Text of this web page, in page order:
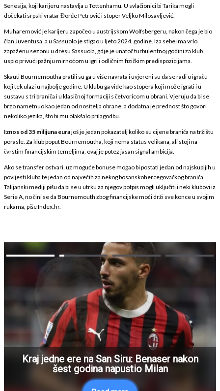
Senesija, koji karijeru nastavlja u Tottenhamu. U svlačionici bi Tarika mogli
dočekati srpski vratar Đorđe Petrović i stoper Veljko Milosavljević.
Muharemović je karijeru započeo u austrijskom Wolfsbergeru, nakon čega je bio
član Juventusa, a u Sassuolo je stigao u ljeto 2024. godine. Iza sebe ima vrlo
zapaženu sezonu u dresu Sassuola, gdje je unatoč turbulentnoj godini za klub
uspio privući pažnju mirnoćom u igri i odličnim fizičkim predispozicijama.
Skauti Bournemoutha pratili su ga u više navrata i uvjereni su da se radi o igraču
koji tek ulazi u najbolje godine. U klubu ga vide kao stopera koji može igrati i u
sustavu s tri braniča i u klasičnoj formaciji s četvoricom u obrani. Vjeruju da bi se
brzo nametnuo kao jedan od nositelja obrane, a dodatna je prednost što govori
nekoliko jezika, što bi mu olakšalo prilagodbu.
Iznos od 35 milijuna eurajoš je jedan pokazatelj koliko su cijene braniča na tržištu
porasle. Za klub poput Bournemoutha, koji nema status velikana, ali stoji na
čvrstim financijskim temeljima, ovaj je potez jasan signal ambicija.
Ako se transfer ostvari, uz moguće bonuse mogao bi postati jedan od najskupljih u
povijesti kluba te jedan od najvećih za nekog bosanskohercegovačkog braniča.
Talijanski mediji pišu da bi se u utrku za njegov potpis mogli uključiti i neki klubovi iz
Serie A, no čini se da Bournemouth zbog financijske moći drži sve konce u svojim
rukama, piše Index.hr.
Kraj jedne ere na San Siru: Benaser nakon
šest godina napustio Milan